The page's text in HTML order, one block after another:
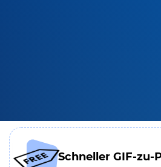
Schneller GIF-zu-